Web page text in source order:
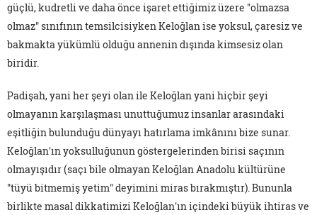
güçlü, kudretli ve daha önce işaret ettiğimiz üzere "olmazsa
olmaz" sınıfının temsilcisiyken Keloğlan ise yoksul, çaresiz ve
bakmakta yükümlü olduğu annenin dışında kimsesiz olan
biridir.
Padişah, yani her şeyi olan ile Keloğlan yani hiçbir şeyi
olmayanın karşılaşması unuttuğumuz insanlar arasındaki
eşitliğin bulunduğu dünyayı hatırlama imkânını bize sunar.
Keloğlan'ın yoksulluğunun göstergelerinden birisi saçının
olmayışıdır (saçı bile olmayan Keloğlan Anadolu kültürüne
"tüyü bitmemiş yetim" deyimini miras bırakmıştır). Bununla
birlikte masal dikkatimizi Keloğlan'ın içindeki büyük ihtiras ve